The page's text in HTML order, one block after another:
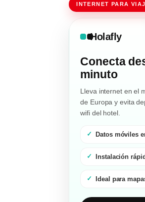
INTERNET PARA
Holafly
Conecta
minuto
Lleva internet en el
de Europa y evita
wifi del hotel.
Datos móviles
Instalación
Ideal para